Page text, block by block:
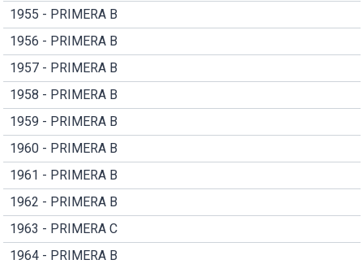
1955 - PRIMERA B
1956 - PRIMERA B
1957 - PRIMERA B
1958 - PRIMERA B
1959 - PRIMERA B
1960 - PRIMERA B
1961 - PRIMERA B
1962 - PRIMERA B
1963 - PRIMERA C
1964 - PRIMERA B